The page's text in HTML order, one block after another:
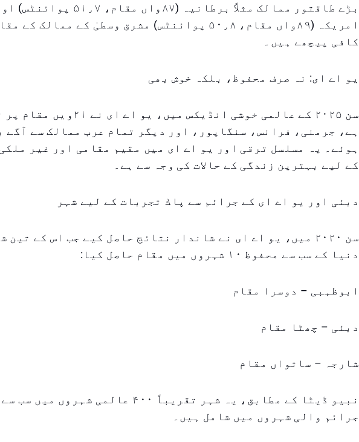
بڑے طاقتور ممالک مثلاً برطانیہ (۸۷واں مقام، ۵۱٫۷ پوائنٹس)
امریکہ (۸۹واں مقام، ۵۰٫۸ پوائنٹس) مشرق وسطیٰ کے ممالک
کافی پیچھے ہیں۔
یو اے ای: نہ صرف محفوظ، بلکہ خوش بھی
سن ۲۰۲۵ کے عالمی خوشی انڈیکس میں، یو اے
ہے، جرمنی، فرانس، سنگاپور، اور دیگر تمام عرب ممالک سے آگے
ہوئے۔ یہ مسلسل ترقی اور یو اے ای میں مقیم مقامی اور غیر
کے لیے بہترین زندگی کے حالات کی وجہ سے ہے۔
دبئی اور یو اے ای کے جرائم سے پاك تجربات کے لیے شہر
سن ۲۰۲۰ میں، یو اے ای نے شاندار نتائج حاصل کیے جب اس کے تین
دنیا کے سب سے محفوظ ۱۰ شہروں میں مقام حاصل کیا:
ابوظہبی – دوسرا مقام
دبئی – چھٹا مقام
شارجہ – ساتواں مقام
نبیو ڈیٹا کے مطابق، یہ شہر تقریباً ۴۰۰ عالمی شہروں میں
جرائم والی شہروں میں شامل ہیں۔